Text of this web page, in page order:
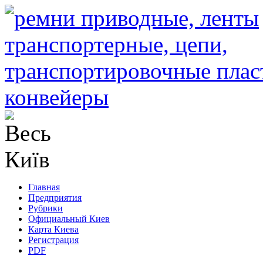
Главная
Предприятия
Рубрики
Официальный Киев
Карта Киева
Регистрация
PDF